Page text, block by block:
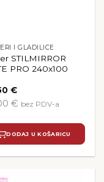
I GLADILICE
STILMIRROR
PRO 240x100
€
€ bez PDV-a
DODAJ U KOŠARICU